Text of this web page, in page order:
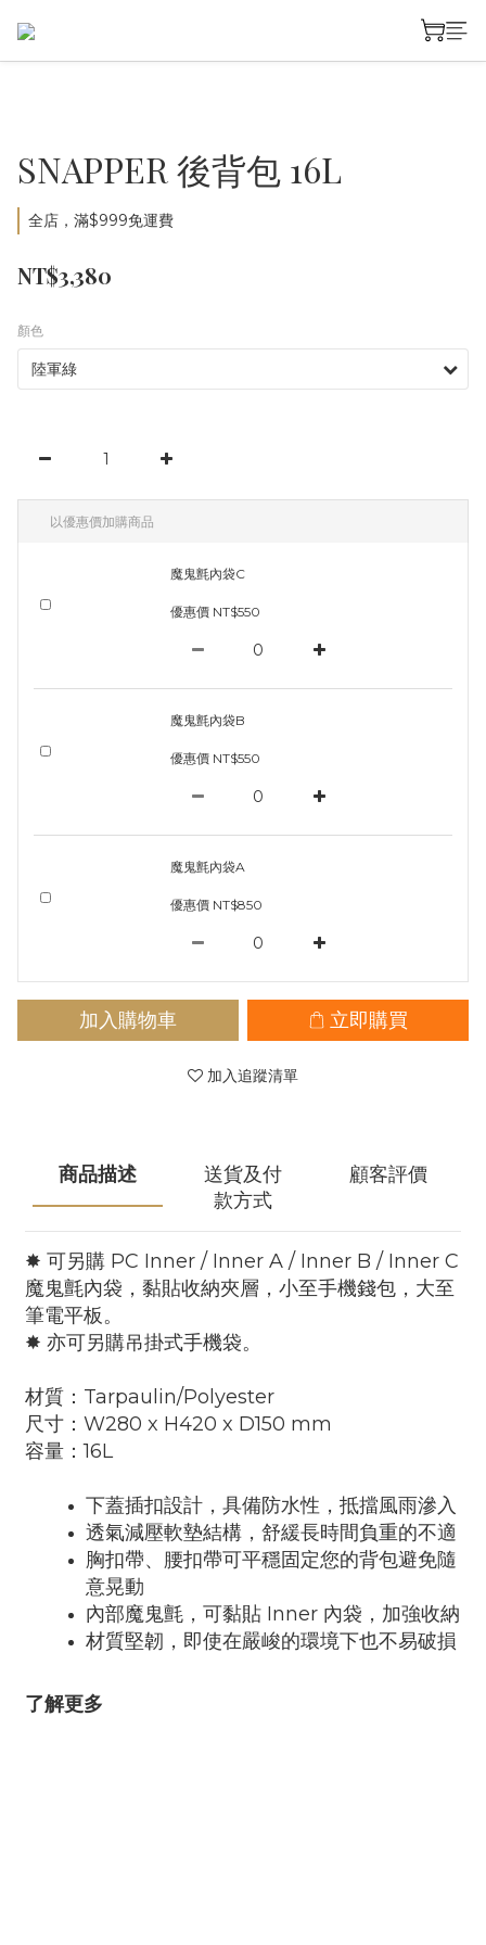
SNAPPER 後背包 16L
全店，滿$999免運費
NT$3,380
顏色
以優惠價加購商品
魔鬼氈內袋C
優惠價 NT$550
魔鬼氈內袋B
優惠價 NT$550
魔鬼氈內袋A
優惠價 NT$850
加入購物車 立即購買
加入追蹤清單
商品描述
送貨及付
款方式
顧客評價
✸ 可另購 PC Inner / Inner A / Inner B / Inner C
魔鬼氈內袋，黏貼收納夾層，小至手機錢包，大至
筆電平板。
✸ 亦可另購吊掛式手機袋。
材質：Tarpaulin/Polyester
尺寸：W280 x H420 x D150 mm
容量：16L
下蓋插扣設計，具備防水性，抵擋風雨滲入
透氣減壓軟墊結構，舒緩長時間負重的不適
胸扣帶、腰扣帶可平穩固定您的背包避免隨
意晃動
內部魔鬼氈，可黏貼 Inner 內袋，加強收納
材質堅韌，即使在嚴峻的環境下也不易破損
了解更多